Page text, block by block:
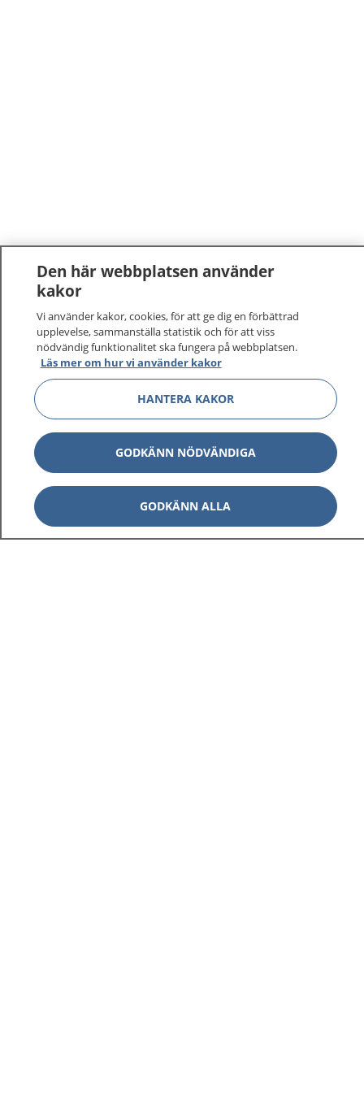
Den här webbplatsen använder
kakor
Vi använder kakor, cookies, för att ge dig en förbättrad
upplevelse, sammanställa statistik och för att viss
nödvändig funktionalitet ska fungera på webbplatsen.
Läs mer om hur vi använder kakor
HANTERA KAKOR
GODKÄNN NÖDVÄNDIGA
GODKÄNN ALLA